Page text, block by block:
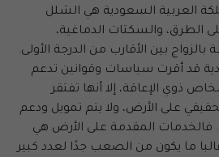
العربية السعودية هي الشلل
الطرق، والسكتات الدماغية،
بالزواج بين الأقارب من الدرجة الأولى.
قد أقرت سياسات وقوانين تدعم
ذوي الإعاقة، إلا أنها تفتقر
على الأرض، ولا يتم تمويل ودعم
المقدمة على الأرض هي
ما يكون من الصعب جدًا لعدد كبير